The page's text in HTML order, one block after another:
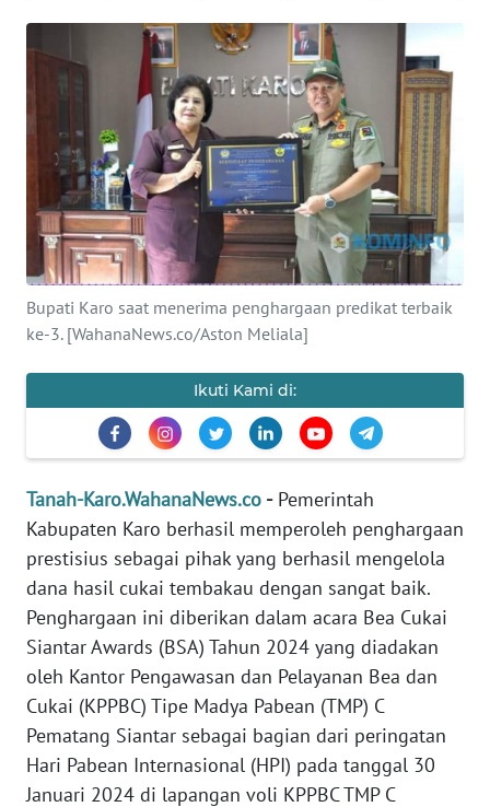
Bupati Karo saat menerima penghargaan predikat terbaik
ke-3. [WahanaNews.co/Aston Meliala]
Ikuti Kami di:
Tanah-Karo.WahanaNews.co -Pemerintah
Kabupaten Karo berhasil memperoleh penghargaan
prestisius sebagai pihak yang berhasil mengelola
dana hasil cukai tembakau dengan sangat baik.
Penghargaan ini diberikan dalam acara Bea Cukai
Siantar Awards (BSA) Tahun 2024 yang diadakan
oleh Kantor Pengawasan dan Pelayanan Bea dan
Cukai (KPPBC) Tipe Madya Pabean (TMP) C
Pematang Siantar sebagai bagian dari peringatan
Hari Pabean Internasional (HPI) pada tanggal 30
Januari 2024 di lapangan voli KPPBC TMP C
OPINI
Informasi
BERITA
KONTAK
KAMI
INFO
IKLAN
SIBER
REDAKSI
KARIR
DISCLAIMER
Wahana
News
Regional